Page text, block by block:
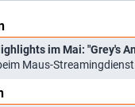
Maus-Streamingdienst im